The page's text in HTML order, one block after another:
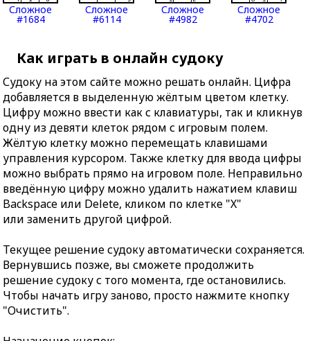
Сложное
#1684
Сложное
#6114
Сложное
#4982
Сложное
#4702
Как играть в онлайн судоку
Судоку на этом сайте можно решать онлайн. Цифра
добавляется в выделенную жёлтым цветом клетку.
Цифру можно ввести как с клавиатуры, так и кликнув
одну из девяти клеток рядом с игровым полем.
Жёлтую клетку можно перемещать клавишами
управления курсором. Также клетку для ввода цифры
можно выбрать прямо на игровом поле. Неправильно
введённую цифру можно удалить нажатием клавиш
Backspace или Delete, кликом по клетке "X"
или заменить другой цифрой.
Текущее решение судоку автоматически сохраняется.
Вернувшись позже, вы сможете продолжить
решение судоку с того момента, где остановились.
Чтобы начать игру заново, просто нажмите кнопку
"Очистить".